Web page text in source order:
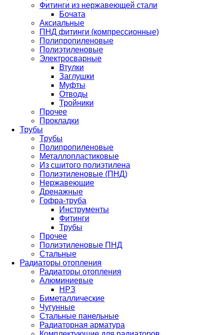
Фитинги из нержавеющей стали
Бочата
Аксиальные
ПНД фитинги (компрессионные)
Полипропиленовые
Полиэтиленовые
Электросварные
Втулки
Заглушки
Муфты
Отводы
Тройники
Прочее
Прокладки
Трубы
Трубы
Полипропиленовые
Металлопластиковые
Из сшитого полиэтилена
Полиэтиленовые (ПНД)
Нержавеющие
Дренажные
Гофра-труба
Инструменты
Фитинги
Трубы
Прочее
Полиэтиленовые ПНД
Стальные
Радиаторы отопления
Радиаторы отопления
Алюминиевые
НРЗ
Биметаллические
Чугунные
Стальные панельные
Радиаторная арматура